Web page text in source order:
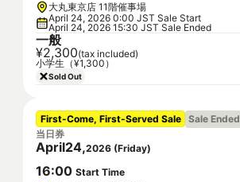
大丸東京店 11階催事場
April 24, 2026 0:00 JST Sale Start
April 24, 2026 15:30 JST Sale Ended
一般
¥2,300(tax included)
小学生（¥1,300）
Sold Out
First-Come, First-Served Sale Sale Ended
当日券
April24,2026 (Friday)
16:00 Start Time